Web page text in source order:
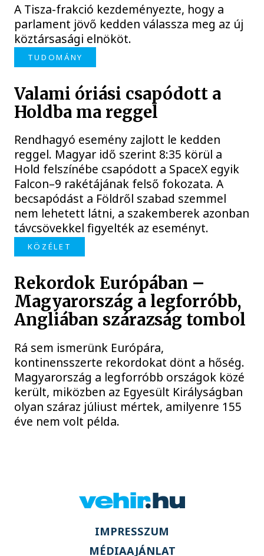
A Tisza-frakció kezdeményezte, hogy a
parlament jövő kedden válassza meg az új
köztársasági elnököt.
TUDOMÁNY
Valami óriási csapódott a
Holdba ma reggel
Rendhagyó esemény zajlott le kedden
reggel. Magyar idő szerint 8:35 körül a
Hold felszínébe csapódott a SpaceX egyik
Falcon–9 rakétájának felső fokozata. A
becsapódást a Földről szabad szemmel
nem lehetett látni, a szakemberek azonban
távcsövekkel figyelték az eseményt.
KÖZÉLET
Rekordok Európában –
Magyarország a legforróbb,
Angliában szárazság tombol
Rá sem ismerünk Európára,
kontinensszerte rekordokat dönt a hőség.
Magyarország a legforróbb országok közé
került, miközben az Egyesült Királyságban
olyan száraz júliust mértek, amilyenre 155
éve nem volt példa.
IMPRESSZUM
MÉDIAAJÁNLAT